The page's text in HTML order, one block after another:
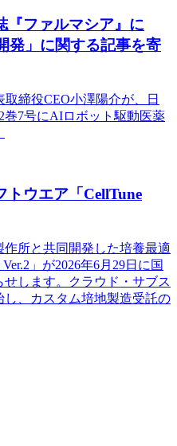
『ファルマシア』に
発」に関する記事を寄
取締役CEO小澤陽介が、
日
巻7号にAIロボット駆動医薬
トウエア 「CellTune
作所と共同開発した培養最適
Ver.2」が2026年6月29日に 国
します。
クラウド・サブス
、
カスタム培地製造受託の